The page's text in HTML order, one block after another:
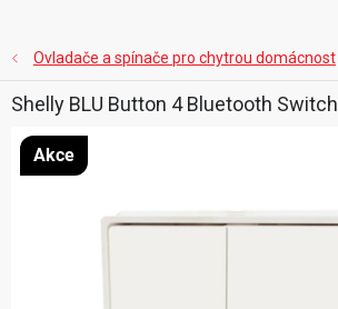
ZAHRADA
DÍLNA
ÚLOŽNÉ BOXY
SPORT, OUTDOOR
Ovladače a spínače pro chytrou domácnost
Shelly BLU Button 4 Bluetooth Switch
Akce